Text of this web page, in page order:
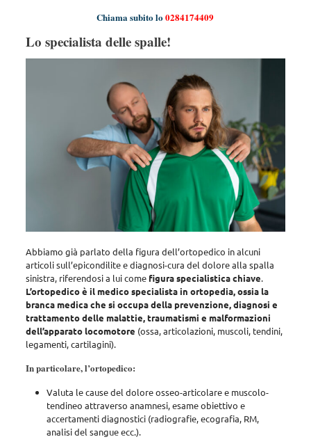
Chiama subito lo0284174409
Lo specialista delle spalle!
Abbiamo già parlato della figura dell’ortopedico in alcuni
articoli sull’epicondilite e diagnosi-cura del dolore alla spalla
sinistra,riferendosi a lui come figura specialistica chiave.
L’ortopedico è il medico specialista in ortopedia, ossia la
branca medica che si occupa della prevenzione, diagnosi e
trattamento delle malattie, traumatismi e malformazioni
dell’apparato locomotore (ossa, articolazioni, muscoli, tendini,
legamenti, cartilagini).
In particolare, l’ortopedico:
Valuta le cause del dolore osseo-articolare e muscolo-
tendineo attraverso anamnesi, esame obiettivo e
accertamenti diagnostici (radiografie, ecografia, RM,
analisi del sangue ecc.).